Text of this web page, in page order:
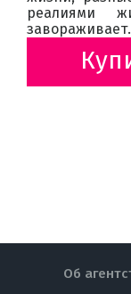
реалиями
Об